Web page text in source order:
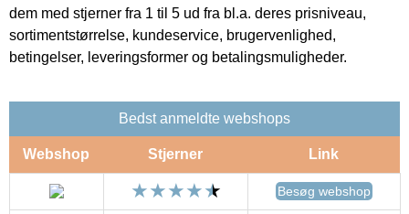
dem med stjerner fra 1 til 5 ud fra bl.a. deres prisniveau,
sortimentstørrelse, kundeservice, brugervenlighed,
betingelser, leveringsformer og betalingsmuligheder.
Bedst anmeldte webshops
Webshop Stjerner Link
Besøg webshop